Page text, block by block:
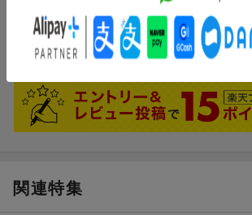
ブックスのレビュー
まだレビューがありません。
関連特集